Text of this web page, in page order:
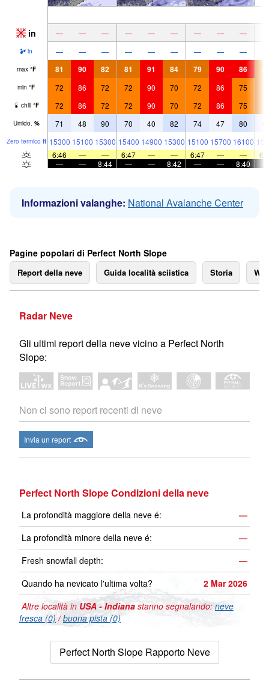
in — — — — — — — — —
in — — — — — — — — —
max °F 81 90 82 81 91 84 79 90 86
min °F 72 86 72 72 90 70 72 86 75
chill °F 72 86 72 72 90 70 72 86 75
Umido. % 71 48 90 70 40 82 74 47 80
Zero termico ft 15300 15100 15300 15400 14900 15300 15100 15700 16100
6:46
— — 6:47 — — 6:47 — —
—
— 8:44 — — 8:42 — — 8:40
Informazioni valanghe: National Avalanche Center
Pagine popolari di Perfect North Slope
Report della neve Guida località sciistica Storia
Radar Neve
Gli ultimi report della neve vicino a Perfect North
Slope:
Non ci sono report recenti di neve
Invia un report
Perfect North Slope Condizioni della neve
La profondità maggiore della neve é:
—
La profondità minore della neve é:
—
Fresh snowfall depth:
—
Quando ha nevicato l'ultima volta?
2 Mar 2026
Altre località in USA - Indiana stanno segnalando: neve
fresca (0)/buona pista (0)
Perfect North Slope Rapporto Neve